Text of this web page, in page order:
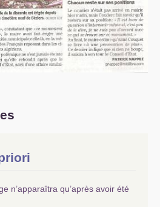
n’apparaîtra qu’après avoir été